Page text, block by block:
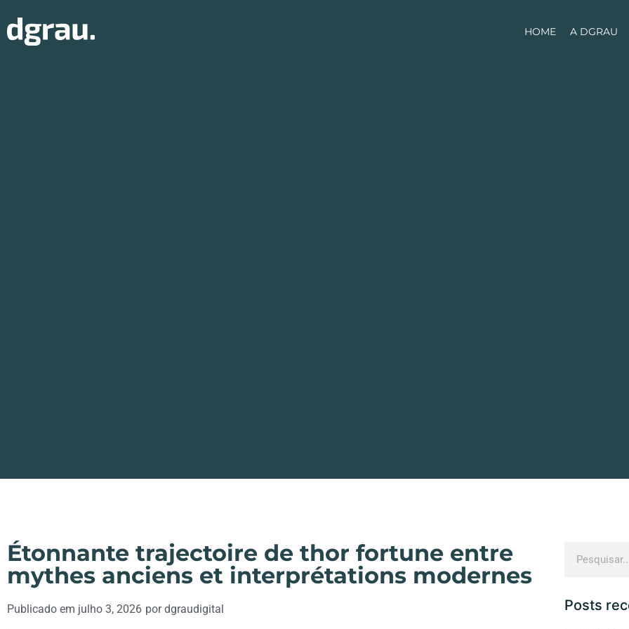
HOME A DGRAU
Étonnante trajectoire de thor fortune entre
mythes anciens et interprétations modernes
Publicado em julho 3, 2026 pordgraudigital Posts